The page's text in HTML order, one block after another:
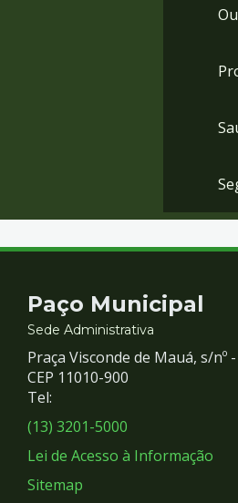
Contato
e
Redes
Sociais
Paço Municipal
Sede Administrativa
Praça Visconde de Mauá, s/nº
CEP 11010-900
Tel:
(13) 3201-5000
Lei de Acesso à Informação
Sitemap